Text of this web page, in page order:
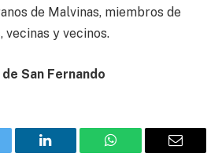
de Malvinas, miembros de
y vecinos.
San Fernando
LinkedIn WhatsApp Email